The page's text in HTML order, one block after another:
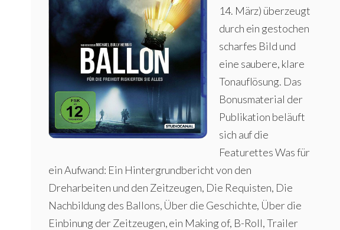
14. März) überzeugt
durch ein gestochen
scharfes Bild und
eine saubere, klare
Tonauflösung. Das
Bonusmaterial der
Publikation beläuft
sich auf die
Featurettes Was für
ein Aufwand: Ein Hintergrundbericht von den
Dreharbeiten und den Zeitzeugen, Die Requisten, Die
Nachbildung des Ballons, Über die Geschichte, Über die
Einbinung der Zeitzeugen, ein Making of, B-Roll, Trailer